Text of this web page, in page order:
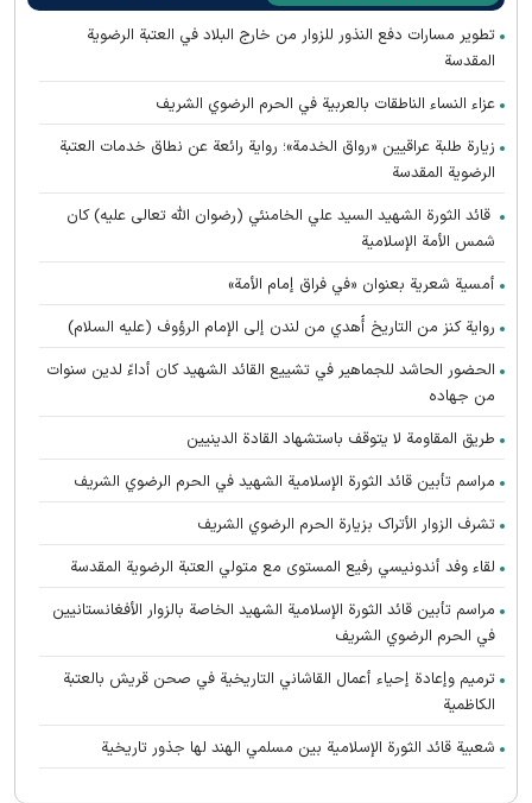
تطوير مسارات دفع النذور للزوار من خارج البلاد في العتبة الرضوية
المقدسة
عزاء النساء الناطقات بالعربية في الحرم الرضوي الشريف
زيارة طلبة عراقيين «رواق الخدمة»؛ رواية رائعة عن نطاق خدمات العتبة
الرضوية المقدسة
قائد الثورة الشهيد السيد علي الخامنئي (رضوان الله تعالى عليه) كان
شمس الأمة الإسلامية
أمسية شعرية بعنوان «في فراق إمام الأمة»
رواية كنز من التاريخ أُهدي من لندن إلى الإمام الرؤوف (عليه السلام)
الحضور الحاشد للجماهير في تشييع القائد الشهيد كان أداءً لدين سنوات
من جهاده
طريق المقاومة لا يتوقف باستشهاد القادة الدينيين
مراسم تأبين قائد الثورة الإسلامية الشهید في الحرم الرضوي الشریف
تشرف الزوار الأتراک بزیارة الحرم الرضوي الشریف
لقاء وفد أندونیسي رفيع المستوى مع متولي العتبة الرضوية المقدسة
مراسم تأبین قائد الثورة الإسلامية الشهيد الخاصة بالزوار الأفغانستانیین
في الحرم الرضوي الشریف
ترميم وإعادة إحياء أعمال القاشاني التاريخية في صحن قريش بالعتبة
الكاظمية
شعبية قائد الثورة الإسلامية بين مسلمي الهند لها جذور تاريخية